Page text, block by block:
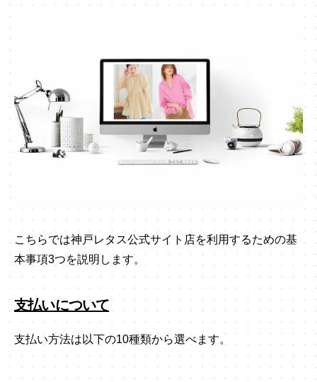
こちらでは神戸レタス公式サイト店を利用するための基
本事項3つを説明します。
支払いについて
支払い方法は以下の10種類から選べます。